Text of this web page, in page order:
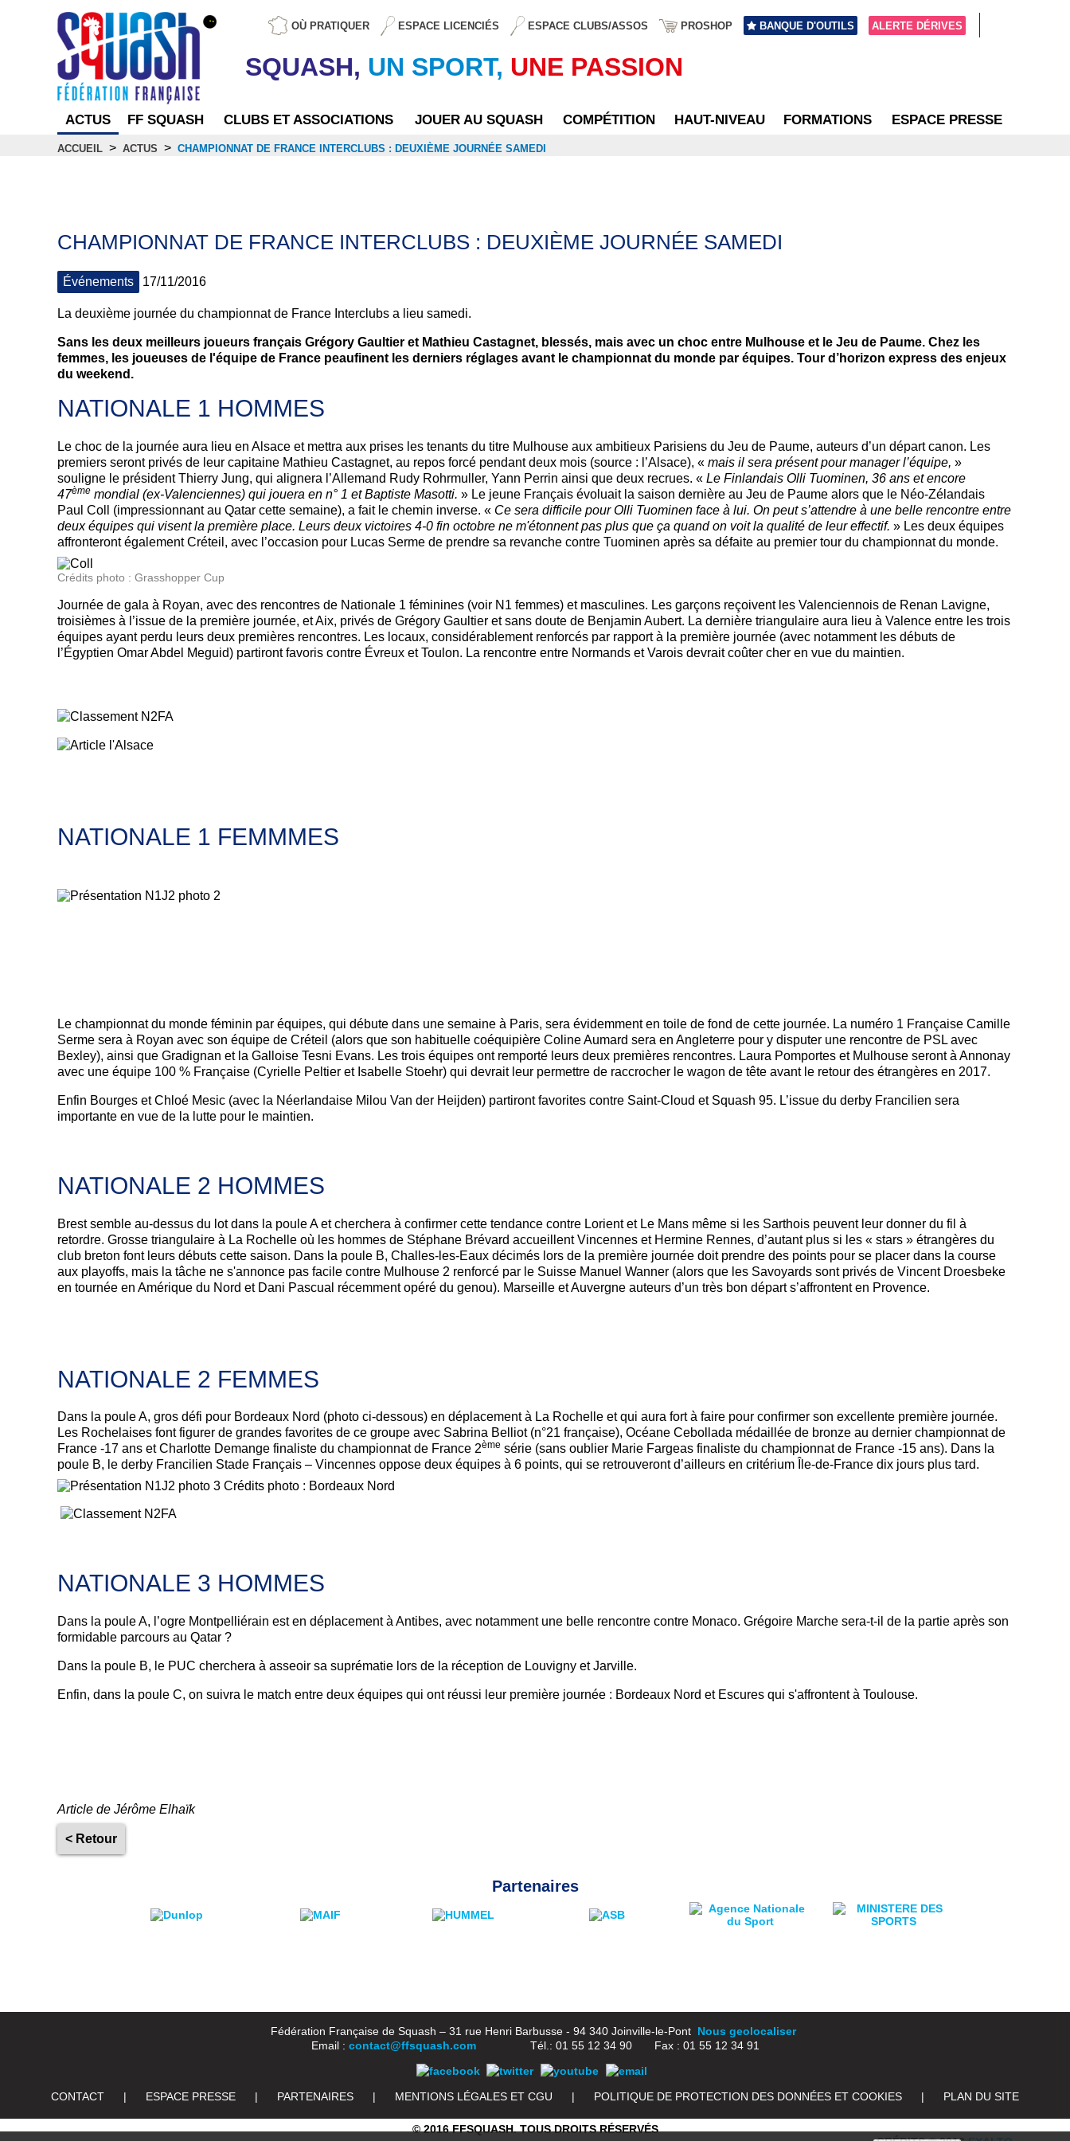
OÙ PRATIQUER ESPACE LICENCIÉS ESPACE CLUBS/ASSOS PROSHOP BANQUE D'OUTILS ALERTE DÉRIVES
SQUASH, UN SPORT, UNE PASSION
ACTUS FF SQUASH CLUBS ET ASSOCIATIONS JOUER AU SQUASH COMPÉTITION HAUT-NIVEAU FORMATIONS ESPACE PRESSE
ACCUEIL > ACTUS > CHAMPIONNAT DE FRANCE INTERCLUBS : DEUXIÈME JOURNÉE SAMEDI
CHAMPIONNAT DE FRANCE INTERCLUBS : DEUXIÈME JOURNÉE SAMEDI
Événements 17/11/2016
La deuxième journée du championnat de France Interclubs a lieu samedi.
Sans les deux meilleurs joueurs français Grégory Gaultier et Mathieu Castagnet, blessés, mais avec un choc entre Mulhouse et le Jeu de Paume. Chez les
femmes, les joueuses de l'équipe de France peaufinent les derniers réglages avant le championnat du monde par équipes. Tour d’horizon express des enjeux
du weekend.
NATIONALE 1 HOMMES
Le choc de la journée aura lieu en Alsace et mettra aux prises les tenants du titre Mulhouse aux ambitieux Parisiens du Jeu de Paume, auteurs d’un départ canon. Les
premiers seront privés de leur capitaine Mathieu Castagnet, au repos forcé pendant deux mois (source : l’Alsace), « mais il sera présentpour manager l’équipe, »
souligne le président Thierry Jung, qui alignera l’Allemand Rudy Rohrmuller, Yann Perrin ainsi que deux recrues. « Le Finlandais Olli Tuominen, 36 ans et encore
47ème mondial (ex-Valenciennes) qui jouera en n° 1 et Baptiste Masotti. » Le jeune Français évoluait la saison dernière au Jeu de Paume alors que le Néo-Zélandais
Paul Coll (impressionnant au Qatar cette semaine), a fait le chemin inverse. « Ce sera difficile pour Olli Tuominen face à lui. On peut s’attendre à une belle rencontre entre
deux équipes qui visent la première place. Leurs deux victoires 4-0 fin octobre ne m'étonnent pas plus que ça quand on voit la qualité de leur effectif. » Les deux équipes
affronteront également Créteil, avec l’occasion pour Lucas Serme de prendre sa revanche contre Tuominen après sa défaite au premier tour du championnat du monde.
Crédits photo : Grasshopper Cup
Journée de gala à Royan, avec des rencontres de Nationale 1 féminines (voir N1 femmes) et masculines. Les garçons reçoivent les Valenciennois de Renan Lavigne,
troisièmes à l’issue de la première journée, et Aix, privés de Grégory Gaultier et sans doute de Benjamin Aubert. La dernière triangulaire aura lieu à Valence entre les trois
équipes ayant perdu leurs deux premières rencontres. Les locaux, considérablement renforcés par rapport à la première journée (avec notamment les débuts de
l’Égyptien Omar Abdel Meguid) partiront favoris contre Évreux et Toulon. La rencontre entre Normands et Varois devrait coûter cher en vue du maintien.
NATIONALE 1 FEMMMES
Le championnat du monde féminin par équipes, qui débute dans une semaine à Paris, sera évidemment en toile de fond de cette journée. La numéro 1 Française Camille
Serme sera à Royan avec son équipe de Créteil (alors que son habituelle coéquipière Coline Aumard sera en Angleterre pour y disputer une rencontre de PSL avec
Bexley), ainsi que Gradignan et la Galloise Tesni Evans. Les trois équipes ont remporté leurs deux premières rencontres. Laura Pomportes et Mulhouse seront à Annonay
avec une équipe 100 % Française (Cyrielle Peltier et Isabelle Stoehr) qui devrait leur permettre de raccrocher le wagon de tête avant le retour des étrangères en 2017.
Enfin Bourges et Chloé Mesic (avec la Néerlandaise Milou Van der Heijden) partiront favorites contre Saint-Cloud et Squash 95. L’issue du derby Francilien sera
importante en vue de la lutte pour le maintien.
NATIONALE 2 HOMMES
Brest semble au-dessus du lot dans la poule A et cherchera à confirmer cette tendance contre Lorient et Le Mans même si les Sarthois peuvent leur donner du fil à
retordre. Grosse triangulaire à La Rochelle où les hommes de Stéphane Brévard accueillent Vincennes et Hermine Rennes, d’autant plus si les « stars » étrangères du
club breton font leurs débuts cette saison. Dans la poule B, Challes-les-Eaux décimés lors de la première journée doit prendre des points pour se placer dans la course
aux playoffs, mais la tâche ne s'annonce pas facile contre Mulhouse 2 renforcé par le Suisse Manuel Wanner (alors que les Savoyards sont privés de Vincent Droesbeke
en tournée en Amérique du Nord et Dani Pascual récemment opéré du genou). Marseille et Auvergne auteurs d’un très bon départ s’affrontent en Provence.
NATIONALE 2 FEMMES
Dans la poule A, gros défi pour Bordeaux Nord (photo ci-dessous) en déplacement à La Rochelle et qui aura fort à faire pour confirmer son excellente première journée.
Les Rochelaises font figurer de grandes favorites de ce groupe avec Sabrina Belliot (n°21 française), Océane Cebollada médaillée de bronze au dernier championnat de
France -17 ans et Charlotte Demange finaliste du championnat de France 2ème série (sans oublier Marie Fargeas finaliste du championnat de France -15 ans). Dans la
poule B, le derby Francilien Stade Français – Vincennes oppose deux équipes à 6 points, qui se retrouveront d’ailleurs en critérium Île-de-France dix jours plus tard.
Crédits photo : Bordeaux Nord
NATIONALE 3 HOMMES
Dans la poule A, l’ogre Montpelliérain est en déplacement à Antibes, avec notamment une belle rencontre contre Monaco. Grégoire Marche sera-t-il de la partie après son
formidable parcours au Qatar ?
Dans la poule B, le PUC cherchera à asseoir sa suprématie lors de la réception de Louvigny et Jarville.
Enfin, dans la poule C, on suivra le match entre deux équipes qui ont réussi leur première journée : Bordeaux Nord et Escures qui s'affrontent à Toulouse.
Article de Jérôme Elhaïk
< Retour
Partenaires
Fédération Française de Squash – 31 rue Henri Barbusse - 94 340 Joinville-le-Pont Nous geolocaliser
Email : contact@ffsquash.comTél.: 01 55 12 34 90 Fax : 01 55 12 34 91
CONTACT | ESPACE PRESSE | PARTENAIRES | MENTIONS LÉGALES ET CGU | POLITIQUE DE PROTECTION DES DONNÉES ET COOKIES | PLAN DU SITE
© 2016 FFSQUASH. TOUS DROITS RÉSERVÉS